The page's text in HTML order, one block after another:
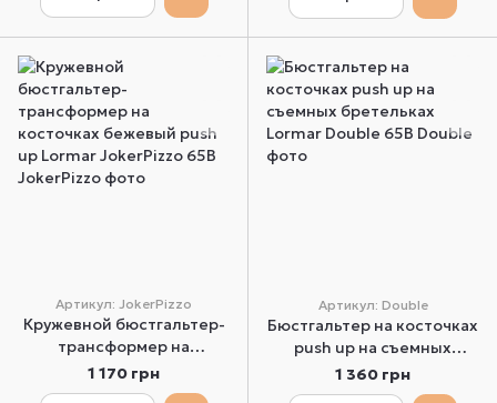
Артикул: JokerPizzo
Кружевной бюстгальтер-
трансформер на
косточках бежевый push
up Lormar JokerPizzo 65B
1 170 грн
Артикул: Double
Бюстгальтер на косточках
push up на съемных
бретельках Lormar Double
65B
1 360 грн